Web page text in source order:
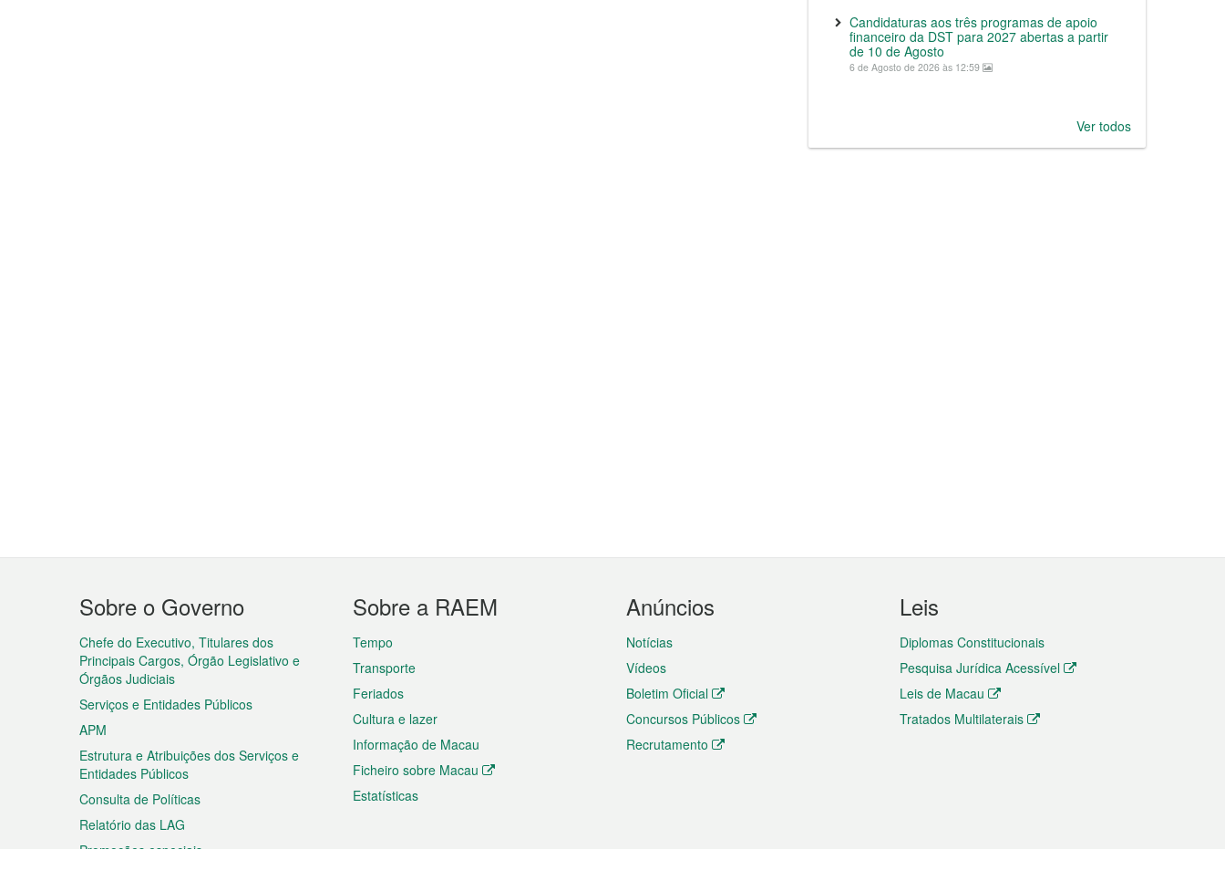
Candidaturas aos três programas de apoio
financeiro da DST para 2027 abertas a partir
de 10 de Agosto
6 de Agosto de 2026 às 12:59
Ver todos
Menu
do
rodapé
Sobre o Governo
Chefe do Executivo, Titulares dos
Principais Cargos, Órgão Legislativo e
Órgãos Judiciais
Serviços e Entidades Públicos
APM
Estrutura e Atribuições dos Serviços e
Entidades Públicos
Consulta de Políticas
Relatório das LAG
Promoções especiais
Sobre a RAEM
Tempo
Transporte
Feriados
Cultura e lazer
Informação de Macau
Ficheiro sobre Macau
Estatísticas
Anúncios
Notícias
Vídeos
Boletim Oficial
Concursos Públicos
Recrutamento
Leis
Diplomas Constitucionais
Pesquisa Jurídica Acessível
Leis de Macau
Tratados Multilaterais